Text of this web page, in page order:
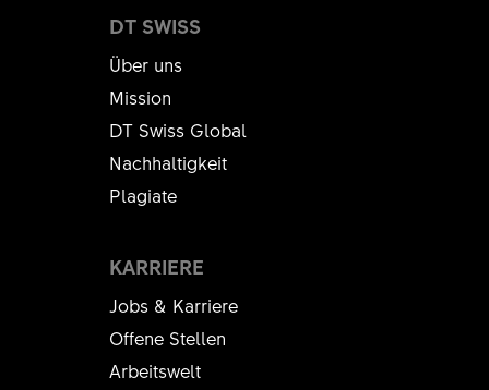
DT SWISS
Über uns
Mission
DT Swiss Global
Nachhaltigkeit
Plagiate
KARRIERE
Jobs & Karriere
Offene Stellen
Arbeitswelt